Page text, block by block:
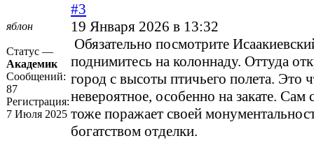
яблон
Статус —
Академик
Сообщений:
87
Регистрация:
7 Июля 2025
#3
19 Января 2026 в 13:32
Обязательно посмотрите
поднимитесь на колоннаду. Оттуда
город с высоты птичьего полета. Это
невероятное, особенно на закате. Сам
тоже поражает своей
богатством отделки.